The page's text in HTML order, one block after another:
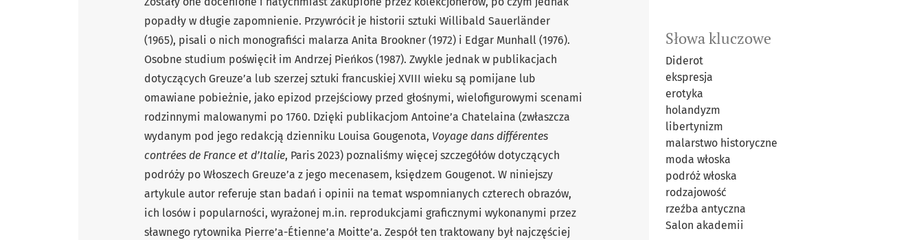
Słowa kluczowe
Diderot
ekspresja
erotyka
holandyzm
libertynizm
malarstwo historyczne
moda włoska
podróż włoska
rodzajowość
rzeźba antyczna
Salon akademii
popadły w długie zapomnienie. Przywrócił je historii sztuki Willibald Sauerländer
(1965), pisali o nich monografiści malarza Anita Brookner (1972) i Edgar Munhall (1976).
Osobne studium poświęcił im Andrzej Pieńkos (1987). Zwykle jednak w publikacjach
dotyczących Greuze’a lub szerzej sztuki francuskiej XVIII wieku są pomijane lub
omawiane pobieżnie, jako epizod przejściowy przed głośnymi, wielofigurowymi scenami
rodzinnymi malowanymi po 1760. Dzięki publikacjom Antoine’a Chatelaina (zwłaszcza
wydanym pod jego redakcją dzienniku Louisa Gougenota, Voyage dans différentes
contrées de France et d’Italie, Paris 2023) poznaliśmy więcej szczegółów dotyczących
podróży po Włoszech Greuze’a z jego mecenasem, księdzem Gougenot. W niniejszy
artykule autor referuje stan badań i opinii na temat wspomnianych czterech obrazów,
ich losów i popularności, wyrażonej m.in. reprodukcjami graficznymi wykonanymi przez
sławnego rytownika Pierre’a-Étienne’a Moitte’a. Zespół ten traktowany był najczęściej